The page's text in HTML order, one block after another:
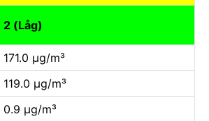
2 (Låg)
171.0 µg/m³
119.0 µg/m³
0.9 µg/m³